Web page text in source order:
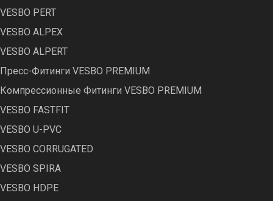
VESBO PERT
VESBO ALPEX
VESBO ALPERT
Пресс-Фитинги VESBO PREMIUM
Компрессионные Фитинги VESBO PREMIUM
VESBO FASTFIT
VESBO U-PVC
VESBO CORRUGATED
VESBO SPIRA
VESBO HDPE